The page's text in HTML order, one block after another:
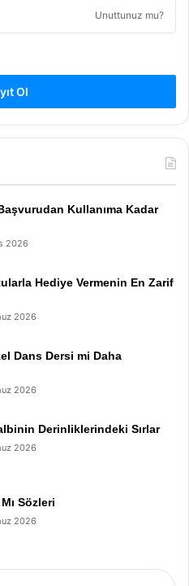
Unuttunuz mu?
Ol
Kullanıma Kadar
2026
Hediye Vermenin En Zarif
2026
Dans Dersi mi Daha
2026
Derinliklerindeki Sırlar
2026
Sözleri
2026